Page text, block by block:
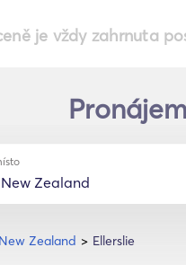
je vždy zahrnuta
New Zealand Ellerslie